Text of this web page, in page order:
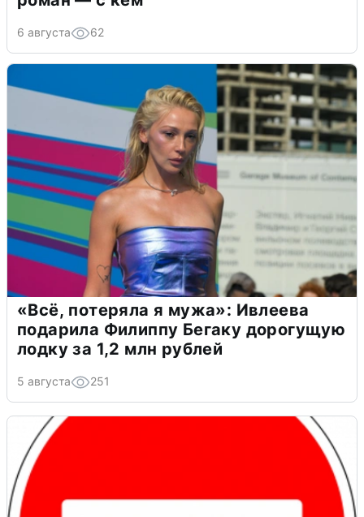
6 августа 62
«Всё, потеряла я мужа»: Ивлеева
подарила Филиппу Бегаку дорогущую
лодку за 1,2 млн рублей
5 августа 251